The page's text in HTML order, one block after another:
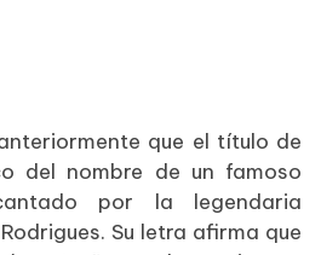
que el título de
del nombre de un famoso
por la legendaria
Su letra afirma que